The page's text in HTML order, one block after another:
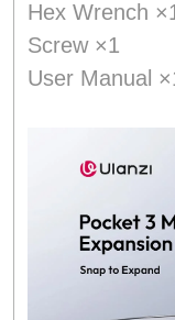
Hex Wrench
Screw ×1
User Manual